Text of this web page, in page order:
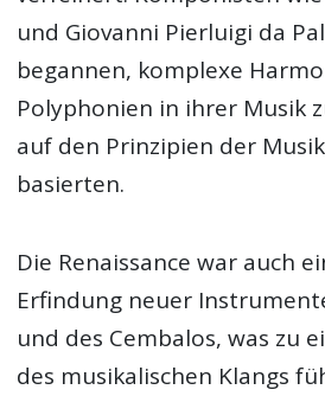
und Giovanni Pierluigi da
begannen, komplexe
Polyphonien in ihrer Musik
auf den Prinzipien der
basierten.
Die Renaissance war auch
Erfindung neuer
und des Cembalos, was zu
des musikalischen Klangs